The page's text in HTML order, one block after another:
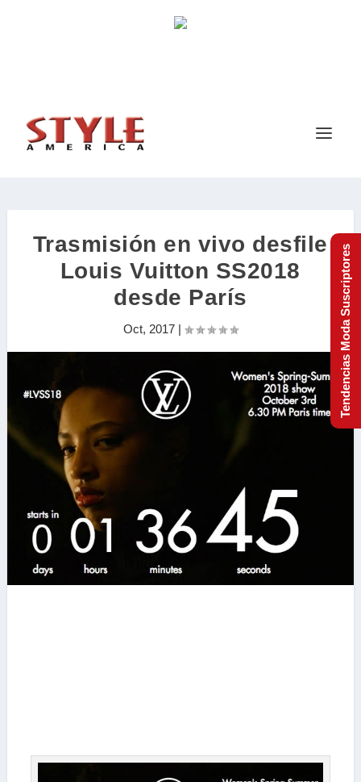
Trasmisión en vivo desfile
Louis Vuitton SS2018
desde París
Oct, 2017| Tendencias Moda Suscriptores